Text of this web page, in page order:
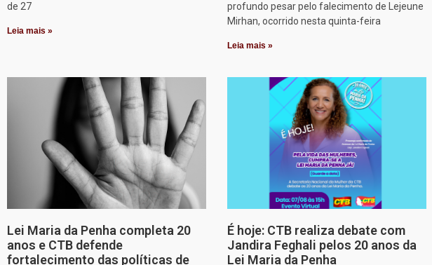
de 27
Leia mais »
profundo pesar pelo falecimento de Lejeune
Mirhan, ocorrido nesta quinta-feira
Leia mais »
Lei Maria da Penha completa 20
anos e CTB defende
fortalecimento das políticas de
É hoje: CTB realiza debate com
Jandira Feghali pelos 20 anos da
Lei Maria da Penha